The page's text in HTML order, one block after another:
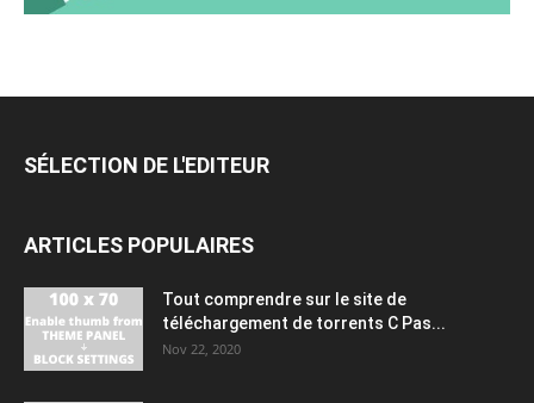
SÉLECTION DE L'EDITEUR
ARTICLES POPULAIRES
Tout comprendre sur le site de
téléchargement de torrents C Pas...
Nov 22, 2020